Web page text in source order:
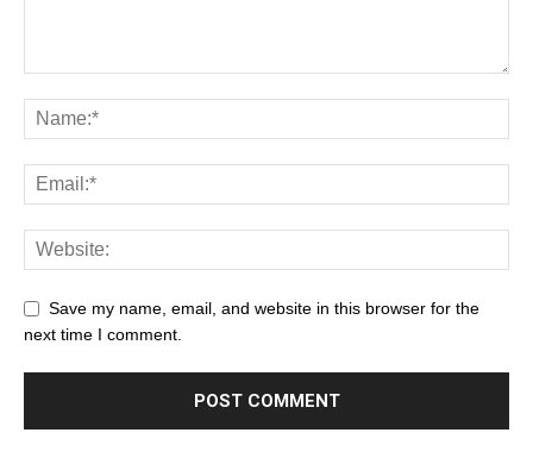
Save my name, email, and website in this browser for the
next time I comment.